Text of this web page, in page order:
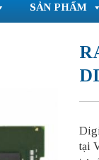
SẢN PHẨM
tại